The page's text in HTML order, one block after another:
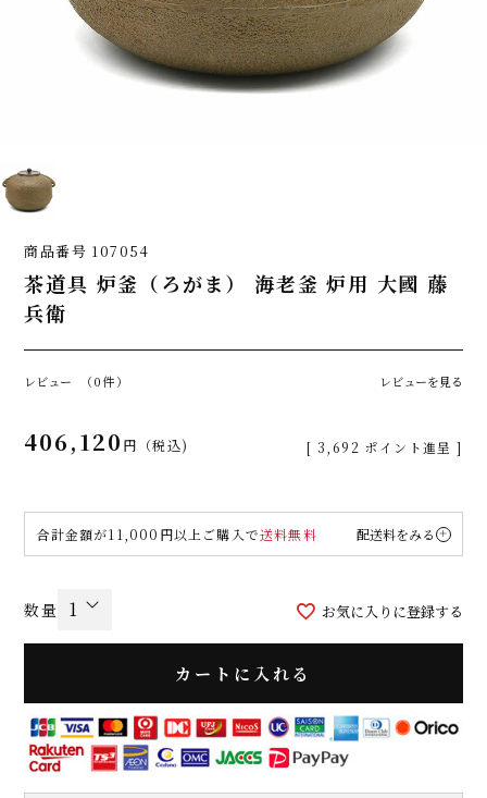
商品番号 107054
茶道具 炉釜（ろがま） 海老釜 炉用 大國 藤
兵衛
レビュー （0件） レビューを見る
406,120 税込 [ 3,692 ポイント進呈 ]
合計金額が11,000円以上ご購入で送料無料 配送料をみる
お気に入りに登録する
カートに入れる